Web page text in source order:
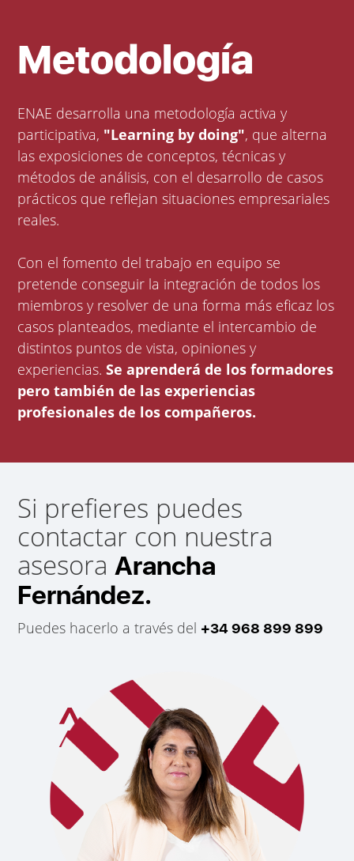
Metodología
ENAE desarrolla una metodología activa y
participativa, "Learning by doing", que alterna
las exposiciones de conceptos, técnicas y
métodos de análisis, con el desarrollo de casos
prácticos que reflejan situaciones empresariales
reales.
Con el fomento del trabajo en equipo se
pretende conseguir la integración de todos los
miembros y resolver de una forma más eficaz los
casos planteados, mediante el intercambio de
distintos puntos de vista, opiniones y
experiencias. Se aprenderá de los formadores
pero también de las experiencias
profesionales de los compañeros.
Si prefieres puedes
contactar con nuestra
asesoraArancha
Fernández.
Puedes hacerlo a través del +34 968 899 899